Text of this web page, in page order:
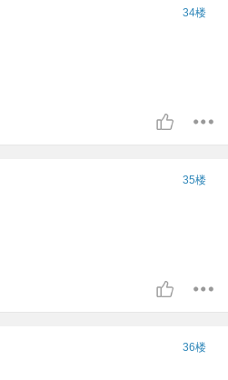
34楼
35楼
36楼